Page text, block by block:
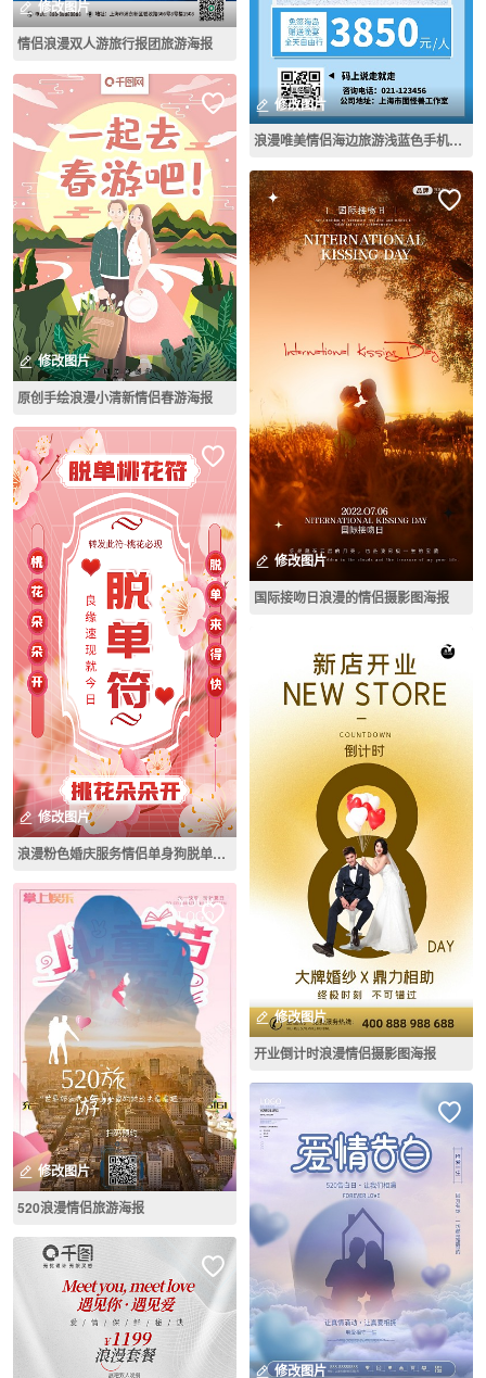
修改图片
情侣浪漫双人游旅行报团旅游海报
修改图片
原创手绘浪漫小清新情侣春游海报
修改图片
浪漫粉色婚庆服务情侣单身狗脱单符宣传海报
修改图片
520浪漫情侣旅游海报
修改图片
浪漫唯美情侣海边旅游浅蓝色手机营销海报
修改图片
国际接吻日浪漫的情侣摄影图海报
修改图片
开业倒计时浪漫情侣摄影图海报
修改图片